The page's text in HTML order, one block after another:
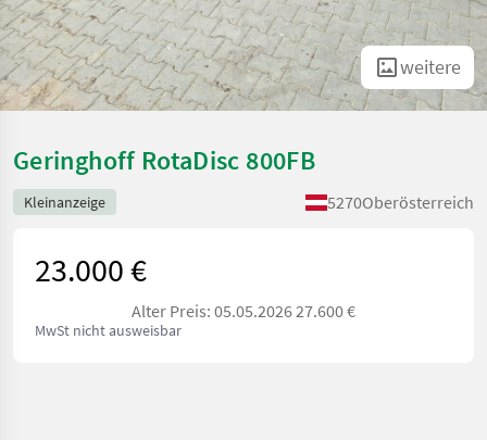
weitere
Geringhoff RotaDisc 800FB
Kleinanzeige 5270Oberösterreich
23.000 €
Alter Preis: 05.05.2026 27.600 €
MwSt nicht ausweisbar